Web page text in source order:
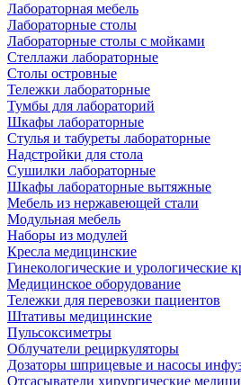
Лабораторная мебель
Лабораторные столы
Лабораторные столы с мойками
Стеллажи лабораторные
Столы островные
Тележки лабораторные
Тумбы для лабораторий
Шкафы лабораторные
Стулья и табуреты лабораторные
Надстройки для стола
Сушилки лабораторные
Шкафы лабораторные вытяжные
Мебель из нержавеющей стали
Модульная мебель
Наборы из модулей
Кресла медицинские
Гинекологические и урологические
Медицинское оборудование
Тележки для перевозки пациентов
Штативы медицинские
Пульсоксиметры
Облучатели рециркуляторы
Дозаторы шприцевые и насосы
Отсасыватели хирургические